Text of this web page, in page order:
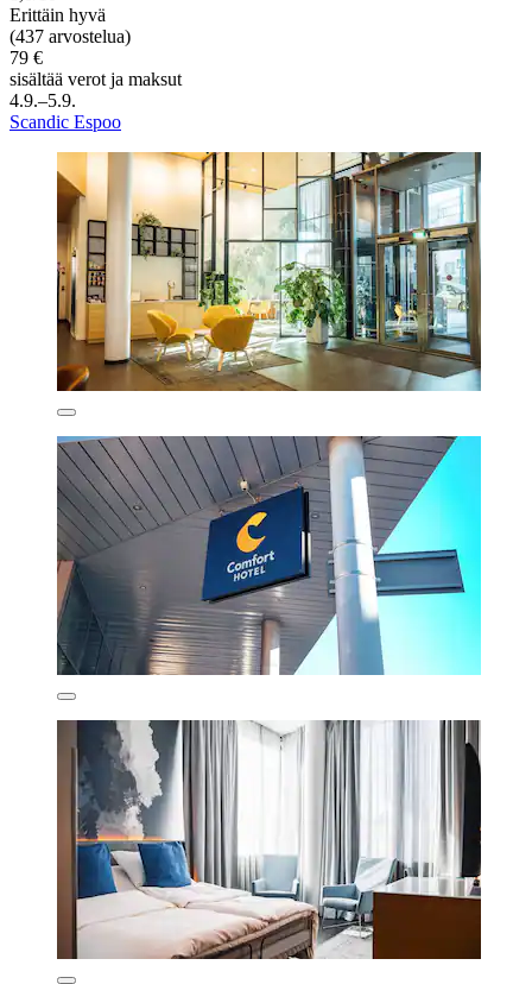
Erittäin hyvä
(437 arvostelua)
79 €
sisältää verot ja maksut
4.9.–5.9.
Scandic Espoo